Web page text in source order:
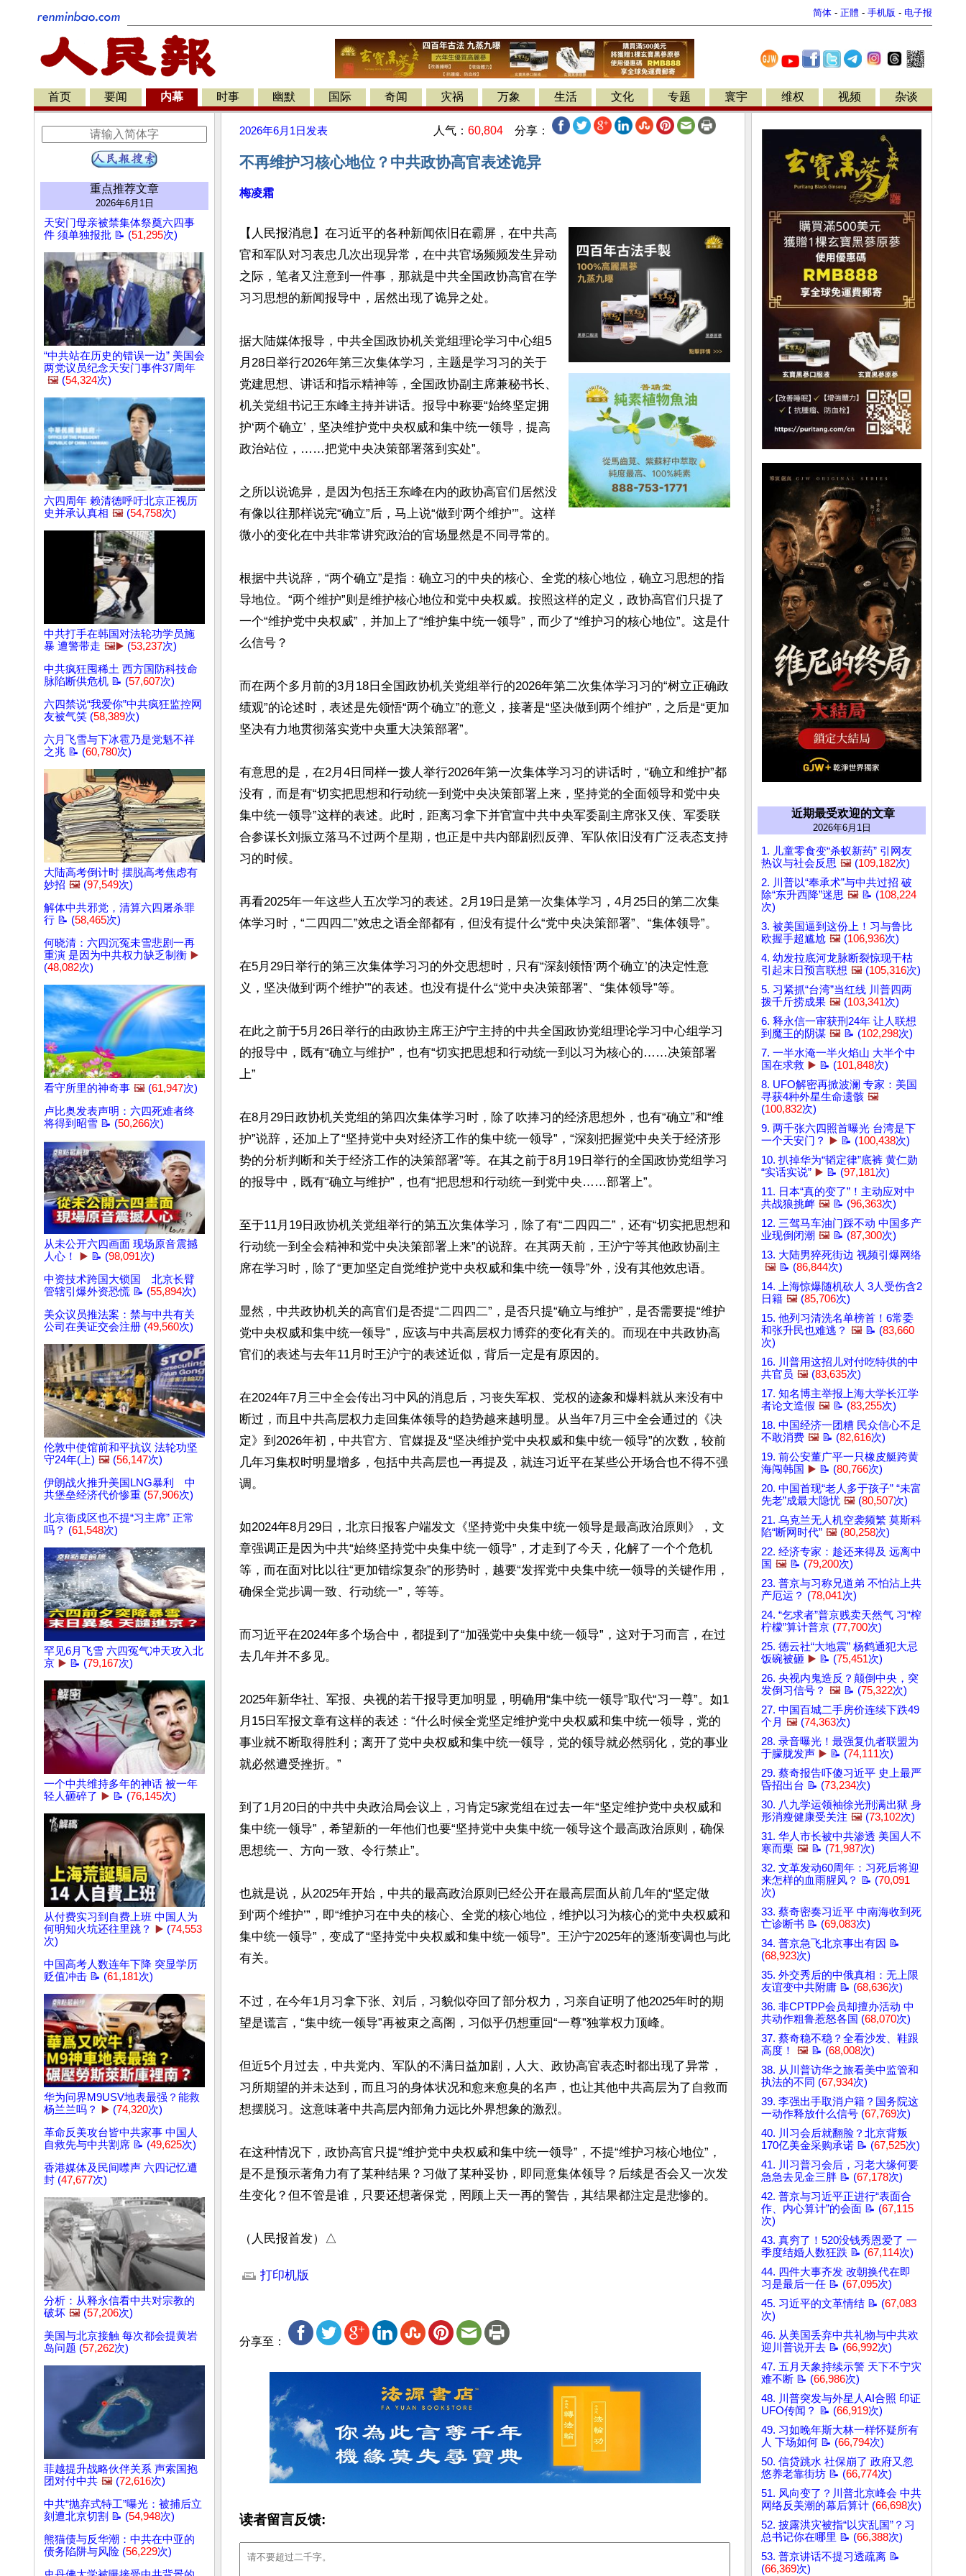
简体 - 正體 - 手机版 - 电子报
首页 要闻 内幕 时事 幽默 国际 奇闻 灾祸 万象 生活 文化 专题 寰宇 维权 视频 杂谈
重点推荐文章
2026年6月1日
天安门母亲被禁集体祭奠六四事
件 须单独报批 📝 (51,295次)
“中共站在历史的错误一边” 美国会
两党议员纪念天安门事件37周年
🖼️ (54,324次)
六四周年 赖清德呼吁北京正视历
史并承认真相 🖼️ (54,758次)
中共打手在韩国对法轮功学员施
暴 遭警带走 🖼️▶️ (53,237次)
中共疯狂囤稀土 西方国防科技命
脉陷断供危机 📝 (57,607次)
六四禁说“我爱你”中共疯狂监控网
友被气笑 (58,389次)
六月飞雪与下冰雹乃是党魁不祥
之兆 📝 (60,780次)
大陆高考倒计时 摆脱高考焦虑有
妙招 🖼️ (97,549次)
解体中共邪党，清算六四屠杀罪
行 📝 (58,465次)
何晓清：六四沉冤未雪悲剧一再
重演 是因为中共权力缺乏制衡 ▶️
(48,082次)
看守所里的神奇事 🖼️ (61,947次)
卢比奥发表声明：六四死难者终
将得到昭雪 📝 (50,266次)
从未公开六四画面 现场原音震撼
人心！
▶️ 📝 (98,091次)
中资技术跨国大锁国 北京长臂
管辖引爆外资恐慌 📝 (55,894次)
美众议员推法案：禁与中共有关
公司在美证交会注册 (49,560次)
伦敦中使馆前和平抗议 法轮功坚
守24年(上) 🖼️ (56,147次)
伊朗战火推升美国LNG暴利 中
共堡垒经济代价惨重 (57,906次)
北京衞戍区也不提“习主席” 正常
吗？ (61,548次)
罕见6月飞雪 六四冤气冲天攻入北
京 ▶️ 📝 (79,167次)
一个中共维持多年的神话 被一年
轻人砸碎了 ▶️ 📝 (76,145次)
从付费实习到自费上班 中国人为
何明知火坑还往里跳？
▶️ (74,553
次)
中国高考人数连年下降 突显学历
贬值冲击 📝 (61,181次)
华为问界M9USV地表最强？能救
杨兰兰吗？
▶️ (74,320次)
革命反美攻台皆中共家事 中国人
自救先与中共割席 📝 (49,625次)
香港媒体及民间噤声 六四记忆遭
封 (47,677次)
分析：从释永信看中共对宗教的
破坏 🖼️ (57,206次)
美国与北京接触 每次都会提黄岩
岛问题 (57,262次)
菲越提升战略伙伴关系 声索国抱
团对付中共 🖼️ (72,616次)
中共“抛弃式特工”曝光：被捕后立
刻遭北京切割 📝 (54,948次)
熊猫债与反华潮：中共在中亚的
债务陷阱与风险 (56,229次)
2026年6月1日 发表 人气： 60,804 分享：
不再维护习核心地位？中共政协高官表述诡异
梅凌霜
【人民报消息】在习近平的各种新闻依旧在霸屏，在中共高
官和军队对习表忠几次出现异常，在中共官场频频发生异动
之际，笔者又注意到一件事，那就是中共全国政协高官在学
习习思想的新闻报导中，居然出现了诡异之处。
据大陆媒体报导，中共全国政协机关党组理论学习中心组5
月28日举行2026年第三次集体学习，主题是学习习的关于
党建思想、讲话和指示精神等，全国政协副主席兼秘书长、
机关党组书记王东峰主持并讲话。报导中称要“始终坚定拥
护‘两个确立’，坚决维护党中央权威和集中统一领导，提高
政治站位，……把党中央决策部署落到实处”。
之所以说诡异，是因为包括王东峰在内的政协高官们居然没
有像以往那样说完“确立”后，马上说“做到‘两个维护’”。这样
微小的变化在中共非常讲究政治的官场显然是不同寻常的。
根据中共说辞，“两个确立”是指：确立习的中央的核心、全党的核心地位，确立习思想的指
导地位。“两个维护”则是维护核心地位和党中央权威‌。按照这样的定义，政协高官们只提了
一个“维护党中央权威”，并加上了“维护集中统一领导”，而少了“维护习的核心地位”。这是什
么信号？
而在两个多月前的3月18日全国政协机关党组举行的2026年第二次集体学习习的“树立正确政
绩观”的论述时，表述是先领悟“两个确立”的意义，接著是“坚决做到两个维护”，之后是“更加
坚决有力地贯彻落实党中央重大决策部署”。
有意思的是，在2月4日同样一拨人举行2026年第一次集体学习习的讲话时，“确立和维护”都
没有，而是有“切实把思想和行动统一到党中央决策部署上来，坚持党的全面领导和党中央
集中统一领导”这样的表述。此时，距离习拿下并官宣中共中央军委副主席张又侠、军委联
合参谋长刘振立落马不过两个星期，也正是中共内部剧烈反弹、军队依旧没有广泛表态支持
习的时候。
再看2025年一年这些人五次学习的表述。2月19日是第一次集体学习，4月25日的第二次集
体学习时，“二四四二”效忠之语全部都有，但没有提什么“党中央决策部署”、“集体领导”。
在5月29日举行的第三次集体学习习的外交思想时，只有“深刻领悟‘两个确立’的决定性意
义，坚决做到‘两个维护’”的表述。也没有提什么“党中央决策部署”、“集体领导”等。
在此之前于5月26日举行的由政协主席王沪宁主持的中共全国政协党组理论学习中心组学习
的报导中，既有“确立与维护”，也有“切实把思想和行动统一到以习为核心的……决策部署
上”
在8月29日政协机关党组的第四次集体学习时，除了吹捧习的经济思想外，也有“确立”和“维
护”说辞，还加上了“坚持党中央对经济工作的集中统一领导”，“深刻把握党中央关于经济形
势的分析判断和关于经济工作的决策部署”等。在其之前于8月19日举行的全国政协党组学习
的报导中，既有“确立与维护”，也有“把思想和行动统一到党中央……部署上”。
至于11月19日政协机关党组举行的第五次集体学习，除了有“二四四二”，还有“切实把思想和
行动统一到全会精神和党中央决策部署上来”的说辞。在其两天前，王沪宁等其他政协副主
席在学习时，除了“更加坚定自觉维护党中央权威和集中统一领导”外，没有其他效忠语。
显然，中共政协机关的高官们是否提“二四四二”，是否只提“确立与维护”，是否需要提“维护
党中央权威和集中统一领导”，应该与中共高层权力博弈的变化有关的。而现在中共政协高
官们的表述与去年11月时王沪宁的表述近似，背后一定是有原因的。
在2024年7月三中全会传出习中风的消息后，习丧失军权、党权的迹象和爆料就从来没有中
断过，而且中共高层权力走回集体领导的趋势越来越明显。从当年7月三中全会通过的《决
定》到2026年初，中共官方、官媒提及“坚决维护党中央权威和集中统一领导”的次数，较前
几年习集权时明显增多，包括中共高层也一再提及，就连习近平在某些公开场合也不得不强
调。
如2024年8月29日，北京日报客户端发文《坚持党中央集中统一领导是最高政治原则》，文
章强调正是因为中共“始终坚持党中央集中统一领导”，才走到了今天，化解了一个个危机
等，而在面对比以往“更加错综复杂”的形势时，越要“发挥党中央集中统一领导的关键作用，
确保全党步调一致、行动统一”，等等。
而习近平在2024年多个场合中，都提到了“加强党中央集中统一领导”，这对于习而言，在过
去几年并不多见。
2025年新华社、军报、央视的若干报导更加明显，明确用“集中统一领导”取代“习一尊”。如1
月15日军报文章有这样的表述：“什么时候全党坚定维护党中央权威和集中统一领导，党的
事业就不断取得胜利；离开了党中央权威和集中统一领导，党的领导就必然弱化，党的事业
就必然遭受挫折。”
到了1月20日的中共中央政治局会议上，习肯定5家党组在过去一年“坚定维护党中央权威和
集中统一领导”，希望新的一年他们也要“坚持党中央集中统一领导这个最高政治原则，确保
思想统一、方向一致、令行禁止”。
也就是说，从2025年开始，中共的最高政治原则已经公开在最高层面从前几年的“坚定做
到‘两个维护’”，即“维护习在中央的核心、全党的核心地位，维护以习为核心的党中央权威和
集中统一领导”，变成了“坚持党中央权威和集中统一领导”。王沪宁2025年的逐渐变调也与此
有关。
不过，在今年1月习拿下张、刘后，习貌似夺回了部分权力，习亲自证明了他2025年时的期
望是谎言，“集中统一领导”再被束之高阁，习似乎仍想重回“一尊”独掌权力顶峰。
但近5个月过去，中共党内、军队的不满日益加剧，人大、政协高官表态时都出现了异常，
习所期望的并未达到，而且习的身体状况和愈来愈臭的名声，也让其他中共高层为了自救而
想摆脱习。这意味著中共高层内部角力远比外界想象的激烈。
在这种情况下，政协高官只提“维护党中央权威和集中统一领导”，不提“维护习核心地位”，
是不是预示著角力有了某种结果？习做了某种妥协，即同意集体领导？后续是否会又一次发
生变化？但不管是谁，只要还想著保党，罔顾上天一再的警告，其结果都注定是悲惨的。
（人民报首发）△
打印机版
分享至：
读者留言反馈:
近期最受欢迎的文章
2026年6月1日
1. 儿童零食变“杀蚁新药” 引网友
热议与社会反思 🖼️ (109,182次)
2. 川普以“奉承术”与中共过招 破
除“东升西降”迷思 🖼️ 📝 (108,224
次)
3. 被美国逼到这份上！习与鲁比
欧握手超尴尬 🖼️ (106,936次)
4. 幼发拉底河龙脉断裂惊现干枯
引起末日预言联想 🖼️ (105,316次)
5. 习紧抓“台湾”当红线 川普四两
拨千斤捞成果 🖼️ (103,341次)
6. 释永信一审获刑24年 让人联想
到魔王的阴谋 🖼️ 📝 (102,298次)
7. 一半水淹一半火焰山 大半个中
国在求救 ▶️ 📝 (101,848次)
8. UFO解密再掀波澜 专家：美国
寻获4种外星生命遗骸 🖼️
(100,832次)
9. 两千张六四照首曝光 台湾是下
一个天安门？
▶️ 📝 (100,438次)
10. 扒掉华为“韬定律”底裤 黄仁勋
“实话实说” ▶️ 📝 (97,181次)
11. 日本“真的变了”！主动应对中
共战狼挑衅 🖼️ 📝 (96,363次)
12. 三驾马车油门踩不动 中国多产
业现倒闭潮 🖼️ 📝 (87,300次)
13. 大陆男猝死街边 视频引爆网络
🖼️ 📝 (86,844次)
14. 上海惊爆随机砍人 3人受伤含2
日籍 🖼️ (85,706次)
15. 他列习清洗名单榜首！6常委
和张升民也难逃？ 🖼️ 📝 (83,660
次)
16. 川普用这招儿对付吃特供的中
共官员 🖼️ (83,635次)
17. 知名博主举报上海大学长江学
者论文造假 🖼️ 📝 (83,255次)
18. 中国经济一团糟 民众信心不足
不敢消费 🖼️ 📝 (82,616次)
19. 前公安董广平一只橡皮艇跨黄
海闯韩国 ▶️ 📝 (80,766次)
20. 中国首现“老人多于孩子” “未富
先老”成最大隐忧 🖼️ (80,507次)
21. 乌克兰无人机空袭频繁 莫斯科
陷“断网时代” 🖼️ (80,258次)
22. 经济专家：趁还来得及 远离中
国 🖼️ 📝 (79,200次)
23. 普京与习称兄道弟 不怕沾上共
产厄运？ (78,041次)
24. “乞求者”普京贱卖天然气 习“榨
柠檬”算计普京 (77,700次)
25. 德云社“大地震” 杨鹤通犯大忌
饭碗被砸 ▶️ 📝 (75,451次)
26. 央视内鬼造反？颠倒中央，突
发倒习信号？ 🖼️ 📝 (75,322次)
27. 中国百城二手房价连续下跌49
个月 🖼️ (74,363次)
28. 录音曝光！最强复仇者联盟为
于朦胧发声 ▶️ 📝 (74,111次)
29. 蔡奇报告吓傻习近平 史上最严
昏招出台 📝 (73,234次)
30. 八九学运领袖徐光刑满出狱 身
形消瘦健康受关注 🖼️ (73,102次)
31. 华人市长被中共渗透 美国人不
寒而栗 🖼️ 📝 (71,987次)
32. 文革发动60周年：习死后将迎
来怎样的血雨腥风？ 📝 (70,091
次)
33. 蔡奇密奏习近平 中南海收到死
亡诊断书 📝 (69,083次)
34. 普京急飞北京事出有因 📝
(68,923次)
35. 外交秀后的中俄真相：无上限
友谊变中共附庸 📝 (68,636次)
36. 非CPTPP会员却擅办活动 中
共动作粗鲁惹怒各国 (68,070次)
37. 蔡奇稳不稳？全看沙发、鞋跟
高度！
🖼️ 📝 (68,008次)
38. 从川普访华之旅看美中监管和
执法的不同 (67,934次)
39. 李强出手取消户籍？国务院这
一动作释放什么信号 (67,769次)
40. 川习会后就翻脸？北京背叛
170亿美金采购承诺 📝 (67,525次)
41. 川习普习会后，习老大缘何要
急急去见金三胖 📝 (67,178次)
42. 普京与习近平正进行“表面合
作、内心算计”的会面 📝 (67,115
次)
43. 真穷了！520没钱秀恩爱了 一
季度结婚人数狂跌 📝 (67,114次)
44. 四件大事齐发 改朝换代在即
习是最后一任 📝 (67,095次)
45. 习近平的文革情结 📝 (67,083
次)
46. 从美国丢弃中共礼物与中共欢
迎川普说开去 📝 (66,992次)
47. 五月天象持续示警 天下不宁灾
难不断 📝 (66,986次)
48. 川普突发与外星人AI合照 印证
UFO传闻？ 📝 (66,919次)
49. 习如晚年斯大林一样怀疑所有
人 下场如何 📝 (66,794次)
50. 信贷跳水 社保崩了 政府又忽
悠养老靠街坊 📝 (66,774次)
51. 风向变了？川普北京峰会 中共
网络反美潮的幕后算计 (66,698次)
52. 披露洪灾被指“以灾乱国”？习
总书记你在哪里 📝 (66,388次)
53. 普京讲话不提习透疏离 📝
(66,369次)